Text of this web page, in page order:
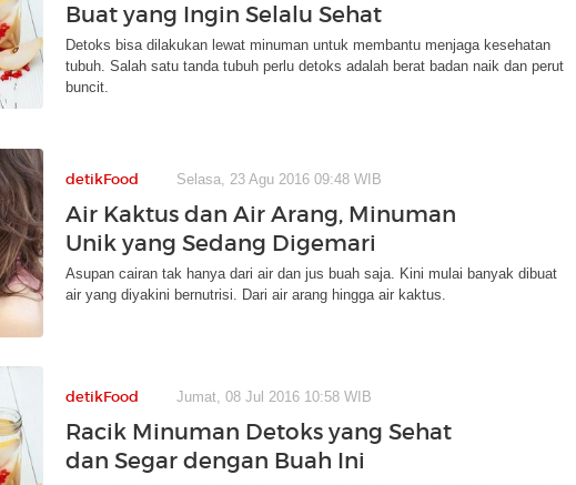
Buat yang Ingin Selalu Sehat
Detoks bisa dilakukan lewat minuman untuk membantu menjaga kesehatan
tubuh. Salah satu tanda tubuh perlu detoks adalah berat badan naik dan perut
buncit.
detikFood Selasa, 23 Agu 2016 09:48 WIB
Air Kaktus dan Air Arang, Minuman
Unik yang Sedang Digemari
Asupan cairan tak hanya dari air dan jus buah saja. Kini mulai banyak dibuat
air yang diyakini bernutrisi. Dari air arang hingga air kaktus.
detikFood Jumat, 08 Jul 2016 10:58 WIB
Racik Minuman Detoks yang Sehat
dan Segar dengan Buah Ini